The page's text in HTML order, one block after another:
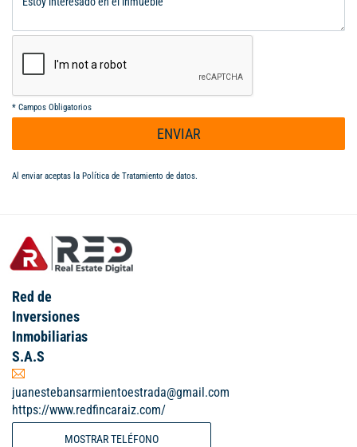
* Campos Obligatorios
ENVIAR
Al enviar aceptas la Política de Tratamiento de datos.
Red de
Inversiones
Inmobiliarias
S.A.S
juanestebansarmientoestrada@gmail.com
https://www.redfincaraiz.com/
MOSTRAR TELÉFONO